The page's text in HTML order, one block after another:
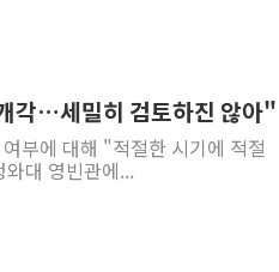
각…세밀히 검토하진 않아"
부에 대해 "적절한 시기에 적절
대 영빈관에...